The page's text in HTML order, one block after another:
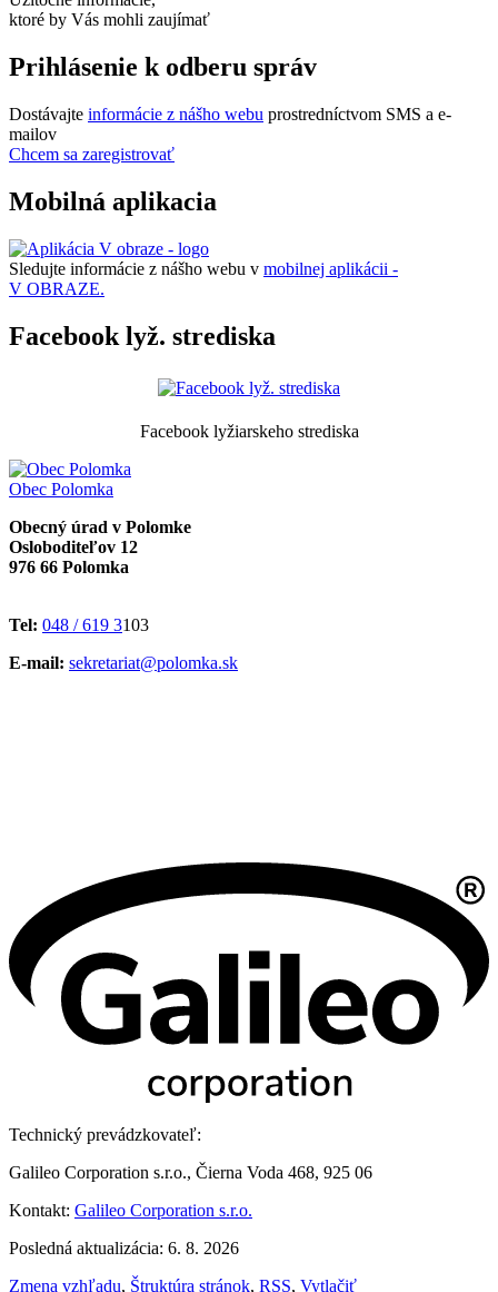
ktoré by Vás mohli zaujímať
Prihlásenie k odberu správ
Dostávajte informácie z nášho webu prostredníctvom SMS a e-
mailov
Chcem sa zaregistrovať
Mobilná aplikacia
Sledujte informácie z nášho webu v mobilnej aplikácii -
V OBRAZE.
Facebook lyž. strediska
Facebook lyžiarskeho strediska
Obec Polomka
Obecný úrad v Polomke
Osloboditeľov 12
976 66 Polomka
Tel: 048 / 619 3103
E-mail: sekretariat@polomka.sk
Technický prevádzkovateľ:
Galileo Corporation s.r.o., Čierna Voda 468, 925 06
Kontakt: Galileo Corporation s.r.o.
Posledná aktualizácia: 6. 8. 2026
Zmena vzhľadu, Štruktúra stránok, RSS, Vytlačiť